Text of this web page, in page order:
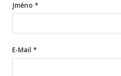
Jméno *
E-Mail *